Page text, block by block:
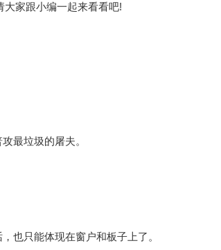
大家跟小编一起来看看吧!
最垃圾的屠夫。
也只能体现在窗户和板子上了。